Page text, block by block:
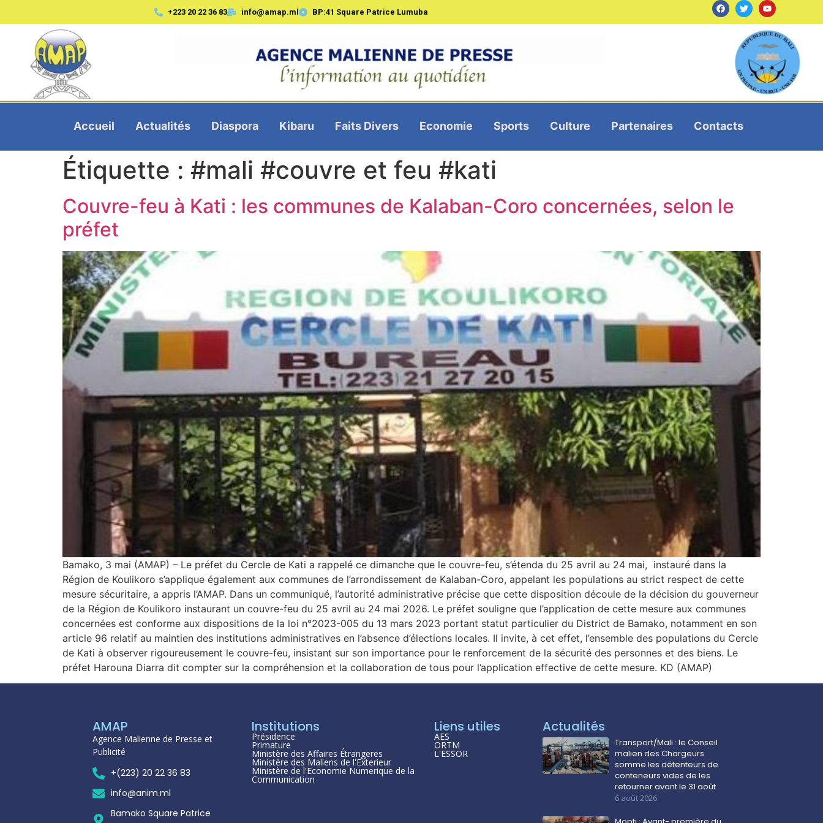
+223 20 22 36 83 info@amap.ml BP:41 Square Patrice Lumuba
Accueil Actualités Diaspora Kibaru Faits Divers Economie Sports Culture Partenaires Contacts
Étiquette : #mali #couvre et feu #kati
Couvre-feu à Kati : les communes de Kalaban-Coro concernées, selon le
préfet
Bamako, 3 mai (AMAP) – Le préfet du Cercle de Kati a rappelé ce dimanche que le couvre-feu, s’étenda du 25 avril au 24 mai, instauré dans la
Région de Koulikoro s’applique également aux communes de l’arrondissement de Kalaban-Coro, appelant les populations au strict respect de cette
mesure sécuritaire, a appris l’AMAP. Dans un communiqué, l’autorité administrative précise que cette disposition découle de la décision du gouverneur
de la Région de Koulikoro instaurant un couvre-feu du 25 avril au 24 mai 2026. Le préfet souligne que l’application de cette mesure aux communes
concernées est conforme aux dispositions de la loi n°2023-005 du 13 mars 2023 portant statut particulier du District de Bamako, notamment en son
article 96 relatif au maintien des institutions administratives en l’absence d’élections locales. Il invite, à cet effet, l’ensemble des populations du Cercle
de Kati à observer rigoureusement le couvre-feu, insistant sur son importance pour le renforcement de la sécurité des personnes et des biens. Le
préfet Harouna Diarra dit compter sur la compréhension et la collaboration de tous pour l’application effective de cette mesure. KD (AMAP)
AMAP
Agence Malienne de Presse et
Publicité
+(223) 20 22 36 83
info@anim.ml
Bamako Square Patrice
Institutions
Présidence
Primature
Ministère des Affaires Étrangeres
Ministère des Maliens de l'Exterieur
Ministère de l'Economie Numerique de la
Communication
Liens utiles
AES
ORTM
L'ESSOR
Actualités
Transport/Mali : le Conseil
malien des Chargeurs
somme les détenteurs de
conteneurs vides de les
retourner avant le 31 août
6 août 2026